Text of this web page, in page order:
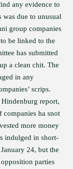
any evidence to
was due to unusual
group companies
be linked to the
has submitted
a clean chit. The
in any
scrips.
Hindenburg report,
ha snot
more money
indulged in short-
24, but the
parties